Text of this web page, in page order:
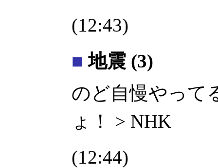
(12:43)
■ 地震 (3)
のど自慢やって
ょ！ > NHK
(12:44)